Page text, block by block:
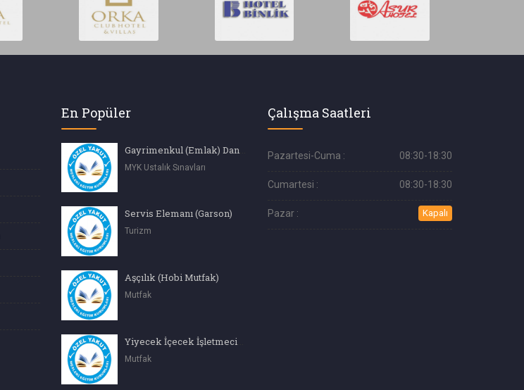
En Popüler
MYK Ustalık Sınavları
Servis Elemanı (Garson)
Turizm
Aşçılık (Hobi Mutfak)
Mutfak
Mutfak
Çalışma Saatleri
Pazartesi-Cuma : 08:30-18:30
Cumartesi : 08:30-18:30
Pazar : Kapalı